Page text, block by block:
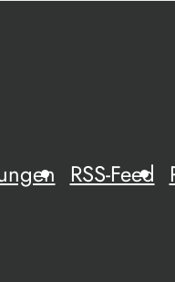
RSS-Feed